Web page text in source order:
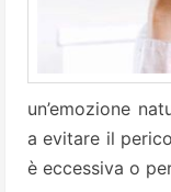
un’emozione
a evitare il
è eccessiva o